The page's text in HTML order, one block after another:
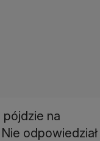
pójdzie na
odpowiedział